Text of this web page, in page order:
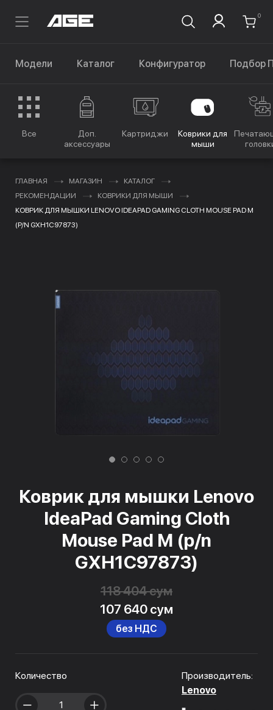
0
Модели Каталог Конфигуратор Подбор
Все
Доп.
аксессуары
Картриджи
Коврики для
мыши
ГЛАВНАЯ МАГАЗИН
КАТАЛОГ
РЕКОМЕНДАЦИИ
КОВРИКИ ДЛЯ МЫШИ
КОВРИК ДЛЯ МЫШКИ LENOVO IDEAPAD GAMING CLOTH MOUSE PAD M
(P/N GXH1C97873)
Коврик для мышки Lenovo
IdeaPad Gaming Cloth
Mouse Pad M (p/n
GXH1C97873)
118 404 сум
107 640 сум
без НДС
Количество
Производитель:
Lenovo